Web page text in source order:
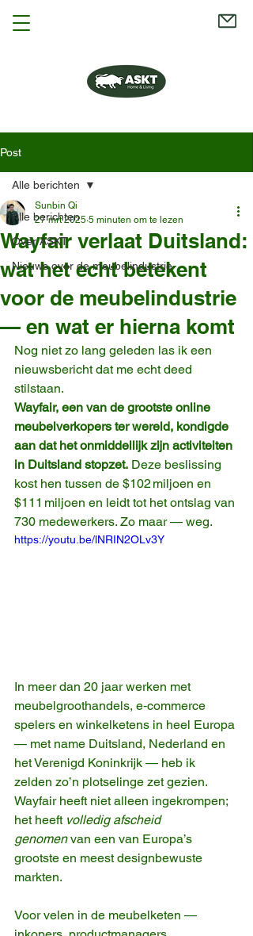
Post
Alle berichten
Over ASKT
Nieuws over de meubelindustrie
Alle berichten
Wayfair verlaat Duitsland:
wat het echt betekent
voor de meubelindustrie
— en wat er hierna komt
Sunbin Qi
27 mrt 2025 5 minuten om te lezen
Nog niet zo lang geleden las ik een
nieuwsbericht dat me echt deed
stilstaan.
Wayfair, een van de grootste online
meubelverkopers ter wereld, kondigde
aan dat het onmiddellijk zijn activiteiten
in Duitsland stopzet. Deze beslissing
kost hen tussen de $102 miljoen en
$111 miljoen en leidt tot het ontslag van
730 medewerkers. Zo maar — weg.
https://youtu.be/lNRIN2OLv3Y
In meer dan 20 jaar werken met
meubelgroothandels, e‑commerce
spelers en winkelketens in heel Europa
— met name Duitsland, Nederland en
het Verenigd Koninkrijk — heb ik
zelden zo’n plotselinge zet gezien.
Wayfair heeft niet alleen ingekrompen;
het heeft volledig afscheid
genomen van een van Europa’s
grootste en meest designbewuste
markten.
Voor velen in de meubelketen —